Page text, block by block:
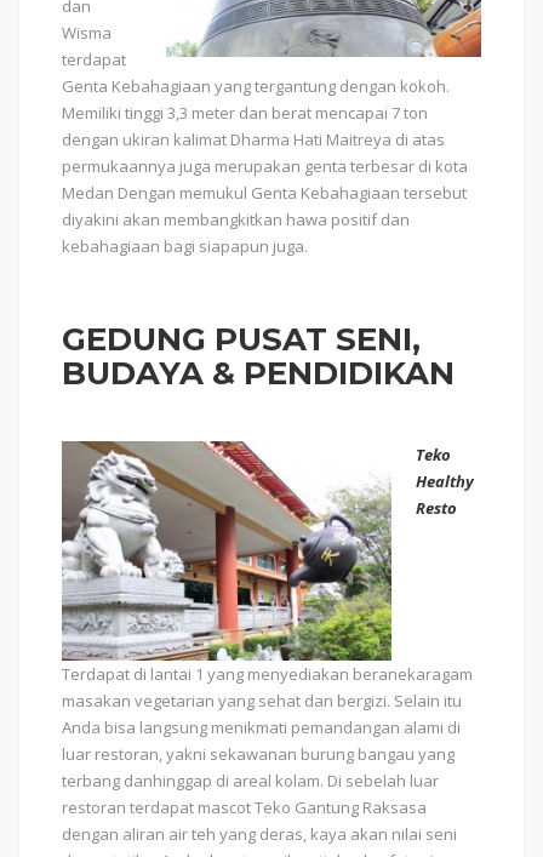
dan
Wisma
terdapat
Genta Kebahagiaan yang tergantung dengan kokoh.
Memiliki tinggi 3,3 meter dan berat mencapai 7 ton
dengan ukiran kalimat Dharma Hati Maitreya di atas
permukaannya juga merupakan genta terbesar di kota
Medan Dengan memukul Genta Kebahagiaan tersebut
diyakini akan membangkitkan hawa positif dan
kebahagiaan bagi siapapun juga.
GEDUNG PUSAT SENI,
BUDAYA & PENDIDIKAN
Teko
Healthy
Resto
Terdapat di lantai 1 yang menyediakan beranekaragam
masakan vegetarian yang sehat dan bergizi. Selain itu
Anda bisa langsung menikmati pemandangan alami di
luar restoran, yakni sekawanan burung bangau yang
terbang danhinggap di areal kolam. Di sebelah luar
restoran terdapat mascot Teko Gantung Raksasa
dengan aliran air teh yang deras, kaya akan nilai seni